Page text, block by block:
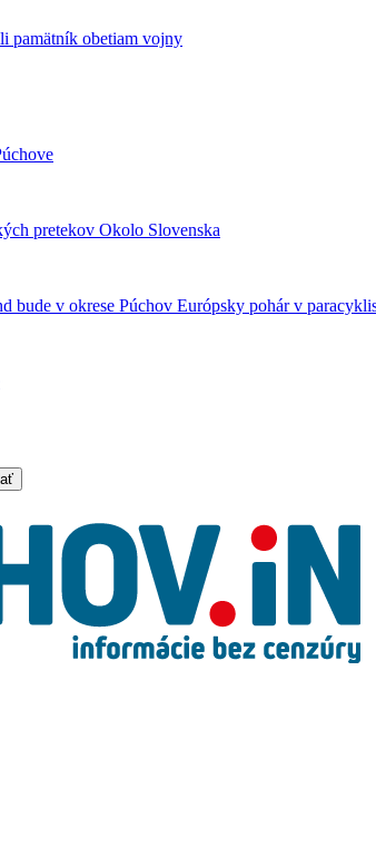
pamätník obetiam vojny
pretekov Okolo Slovenska
bude v okrese Púchov Európsky pohár v